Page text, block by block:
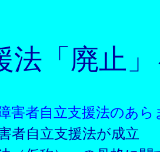
法「廃止
害者自立支援法のあら
者自立支援法が成立